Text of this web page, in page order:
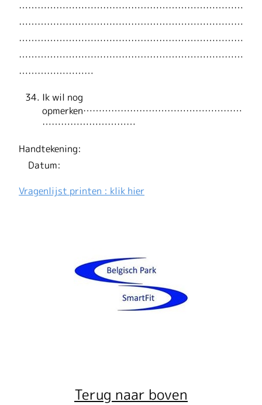
………………………………………………………………
………………………………………………………………
………………………………………………………………
………………………………………………………………
……………………
Ik wil nog
opmerken……………………………………………
…………………………
Handtekening:
Datum:
Vragenlijst printen : klik hier
Terug naar boven